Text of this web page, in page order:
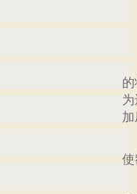
使